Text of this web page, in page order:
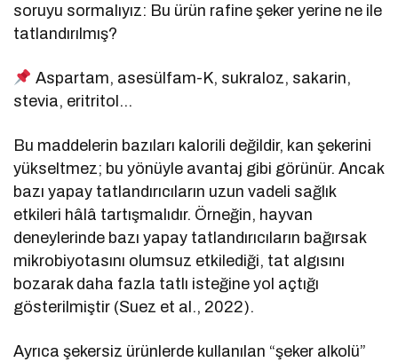
soruyu sormalıyız: Bu ürün rafine şeker yerine ne ile
tatlandırılmış?
Aspartam, asesülfam-K, sukraloz, sakarin,
stevia, eritritol…
Bu maddelerin bazıları kalorili değildir, kan şekerini
yükseltmez; bu yönüyle avantaj gibi görünür. Ancak
bazı yapay tatlandırıcıların uzun vadeli sağlık
etkileri hâlâ tartışmalıdır. Örneğin, hayvan
deneylerinde bazı yapay tatlandırıcıların bağırsak
mikrobiyotasını olumsuz etkilediği, tat algısını
bozarak daha fazla tatlı isteğine yol açtığı
gösterilmiştir (Suez et al., 2022).
Ayrıca şekersiz ürünlerde kullanılan “şeker alkolü”